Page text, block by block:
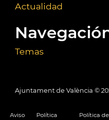
Actualidad
Temas
Ajuntament de València ©
Aviso Política Política de